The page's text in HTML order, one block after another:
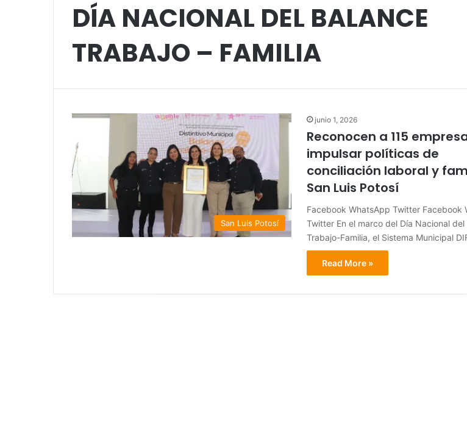
DÍA NACIONAL DEL BALANCE
TRABAJO – FAMILIA
San Luis Potosí
junio 1, 2026
Reconocen a 115
impulsar políticas de
conciliación laboral y
San Luis Potosí
Facebook WhatsApp Twitter Facebook
Twitter En el marco del Día Nacional del
Trabajo-Familia, el Sistema Municipal
Read More »